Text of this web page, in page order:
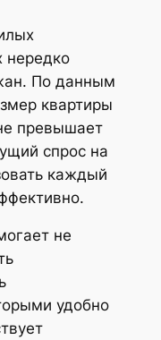
нередко
По данным
квартиры
превышает
спрос на
каждый
не
удобно